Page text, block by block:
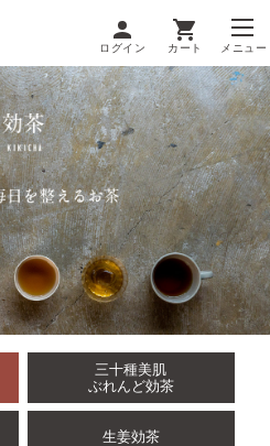
ログイン カート メニュー
三十種美肌
ぶれんど効茶
生姜効茶